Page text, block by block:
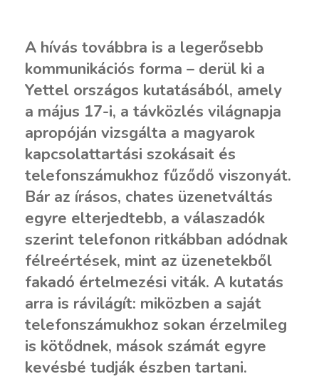
A hívás továbbra is a legerősebb
kommunikációs forma – derül ki a
Yettel országos kutatásából, amely
a május 17-i, a távközlés világnapja
apropóján vizsgálta a magyarok
kapcsolattartási szokásait és
telefonszámukhoz fűződő viszonyát.
Bár az írásos, chates üzenetváltás
egyre elterjedtebb, a válaszadók
szerint telefonon ritkábban adódnak
félreértések, mint az üzenetekből
fakadó értelmezési viták. A kutatás
arra is rávilágít: miközben a saját
telefonszámukhoz sokan érzelmileg
is kötődnek, mások számát egyre
kevésbé tudják észben tartani.